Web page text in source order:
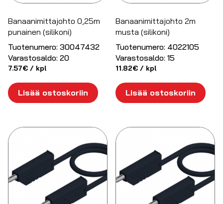
Banaanimittajohto 0,25m
punainen (silikoni)
Tuotenumero: 30047432
Varastosaldo: 20
7.57€ / kpl
Lisää ostoskoriin
Banaanimittajohto 2m
musta (silikoni)
Tuotenumero: 4022105
Varastosaldo: 15
11.82€ / kpl
Lisää ostoskoriin